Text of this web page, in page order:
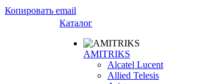
Копировать email
Каталог
AMITRIKS
Alcatel Lucent
Allied Telesis